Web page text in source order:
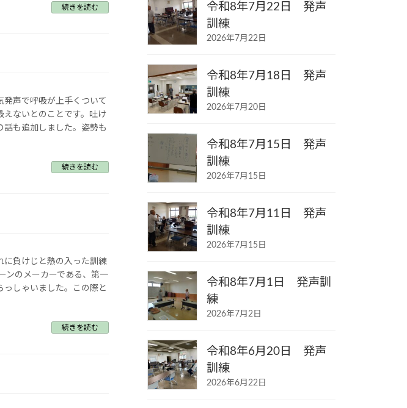
続きを読む
声で呼吸が上手くついて
えないとのことです。吐け
話も追加しました。姿勢も
続きを読む
に負けじと熱の入った訓練
ンのメーカーである、第一
っしゃいました。この際と
続きを読む
令和8年7月22日 発声
訓練
2026年7月22日
令和8年7月18日 発声
訓練
2026年7月20日
令和8年7月15日 発声
訓練
2026年7月15日
令和8年7月11日 発声
訓練
2026年7月15日
令和8年7月1日 発声訓
練
2026年7月2日
令和8年6月20日 発声
訓練
2026年6月22日